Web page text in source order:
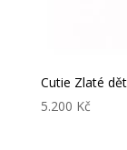
Cutie Zlaté
5.200 Kč